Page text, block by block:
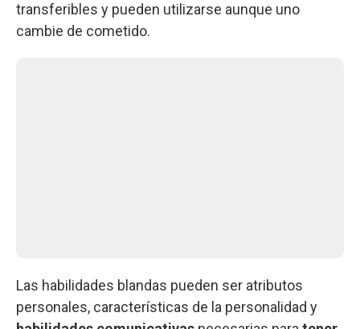
transferibles y pueden utilizarse aunque uno
cambie de cometido.
Las habilidades blandas pueden ser atributos
personales, características de la personalidad y